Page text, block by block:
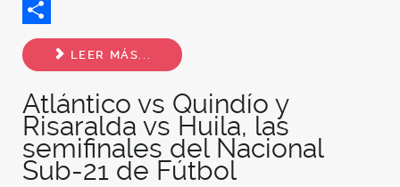
Twitter
Share
LEER MÁS...
Atlántico vs Quindío y
Risaralda vs Huila, las
semifinales del Nacional
Sub-21 de Fútbol